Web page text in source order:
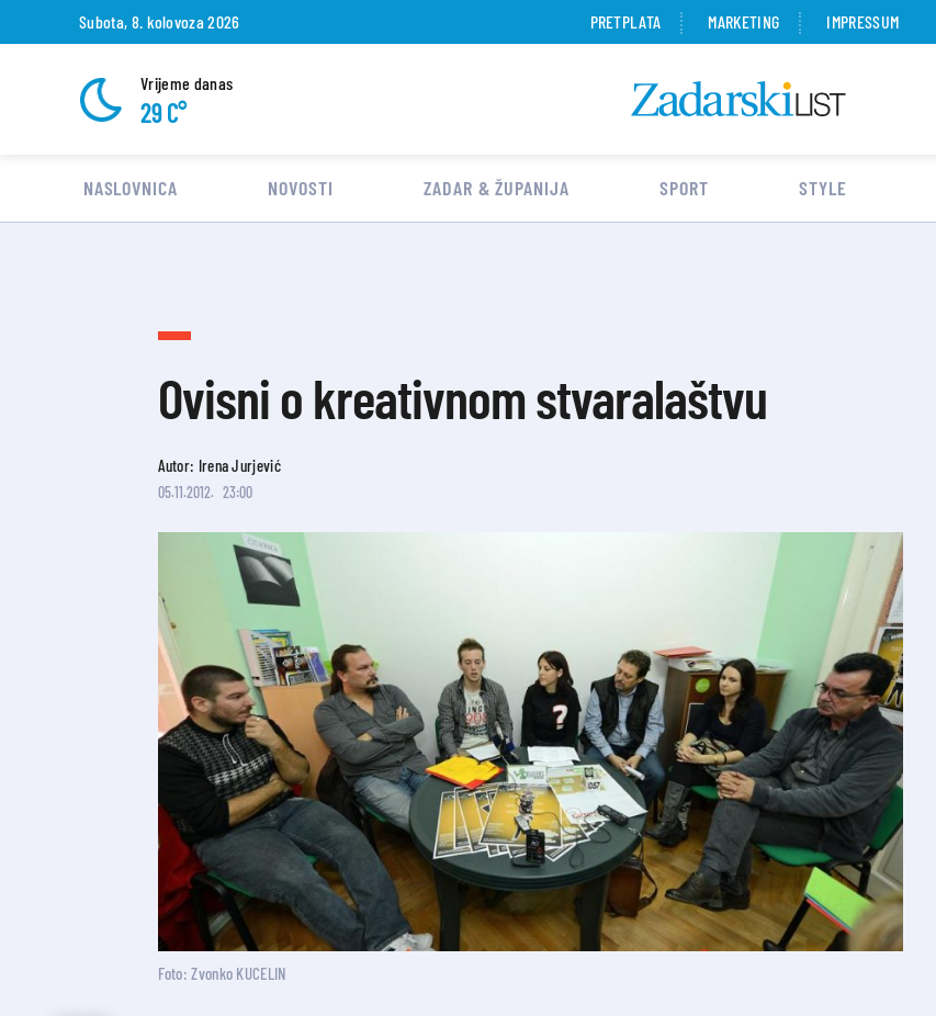
Subota, 8. kolovoza 2026 PRETPLATA MARKETING IMPRESSUM
Vrijeme danas
29 C°
NASLOVNICA NOVOSTI ZADAR & ŽUPANIJA SPORT STYLE
Ovisni o kreativnom stvaralaštvu
Autor: Irena Jurjević
05.11.2012. 23:00
Foto: Zvonko KUCELIN